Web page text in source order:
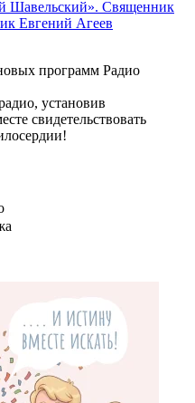
Шавельский». Священник
Евгений Агеев
программ Радио
установив
свидетельствовать